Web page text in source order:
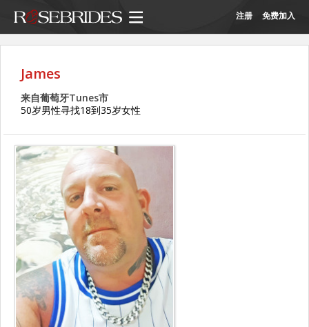
注册 免费加入
James
来自葡萄牙Tunes市
50岁男性寻找18到35岁女性